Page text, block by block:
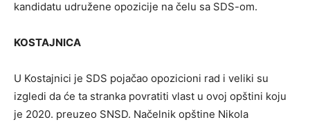
kandidatu udružene opozicije na čelu sa SDS-om.
KOSTAJNICA
U Kostajnici je SDS pojačao opozicioni rad i veliki su
izgledi da će ta stranka povratiti vlast u ovoj opštini koju
je 2020. preuzeo SNSD. Načelnik opštine Nikola